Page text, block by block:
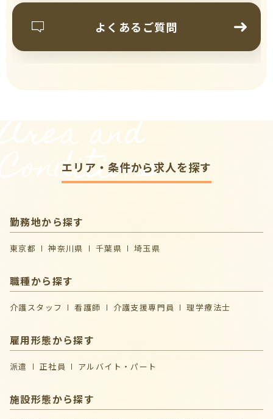
よくあるご質問
Area and
Conditions
エリア・条件から求人を探す
勤務地から探す
東京都 神奈川県 千葉県 埼玉県
職種から探す
介護スタッフ 看護師 介護支援専門員 理学療法士
雇用形態から探す
派遣 正社員 アルバイト・パート
施設形態から探す